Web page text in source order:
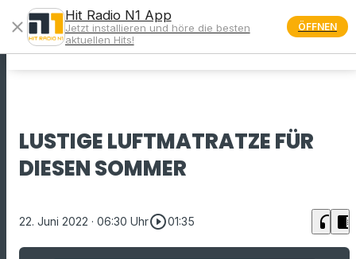
menu
LUSTIGE LUFTMATRATZE FÜR
DIESEN SOMMER
22. Juni 2022 · 06:30 Uhrplay_circle_outline01:35 headphones chrome_reader_mode
close
Hit Radio N1 App
Jetzt installieren und höre die besten
aktuellen Hits!
ÖFFNEN